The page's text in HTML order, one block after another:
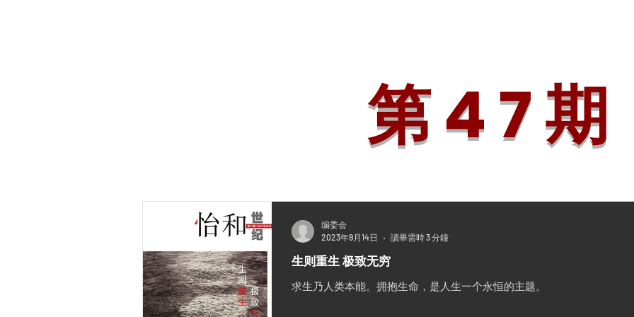
第 4 7 期
生则重生 极致无穷
求生乃人类本能。拥抱生命，是人生一个永恒的主题。
编委会
2023年9月14日
讀畢需時 3 分鐘